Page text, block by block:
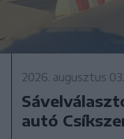
2026. augusztus
autó